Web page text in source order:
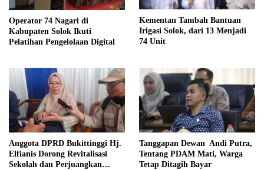
Operator 74 Nagari di
Kabupaten Solok Ikuti
Pelatihan Pengelolaan Digital
Kementan Tambah Bantuan
Irigasi Solok, dari 13 Menjadi
74 Unit
Anggota DPRD Bukittinggi Hj.
Elfianis Dorong Revitalisasi
Sekolah dan Perjuangkan
Tanggapan Dewan Andi Putra,
Tentang PDAM Mati, Warga
Tetap Ditagih Bayar